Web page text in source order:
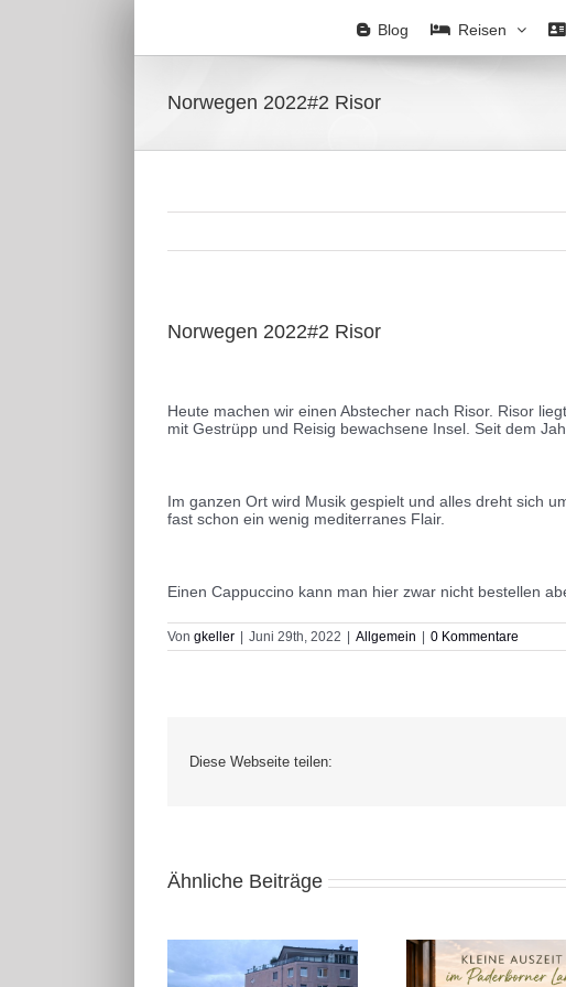
Blog Reisen
Norwegen 2022#2 Risor
Norwegen 2022#2 Risor
Bild
Heute machen wir einen Abstecher nach Risor. Risor
mit Gestrüpp und Reisig bewachsene Insel. Seit dem
Im ganzen Ort wird Musik gespielt und alles dreht sich
fast schon ein wenig mediterranes Flair.
Einen Cappuccino kann man hier zwar nicht bestellen
Von gkeller | Juni 29th, 2022 | Allgemein | 0 Kommentare
Diese Webseite teilen:
Ähnliche Beiträge